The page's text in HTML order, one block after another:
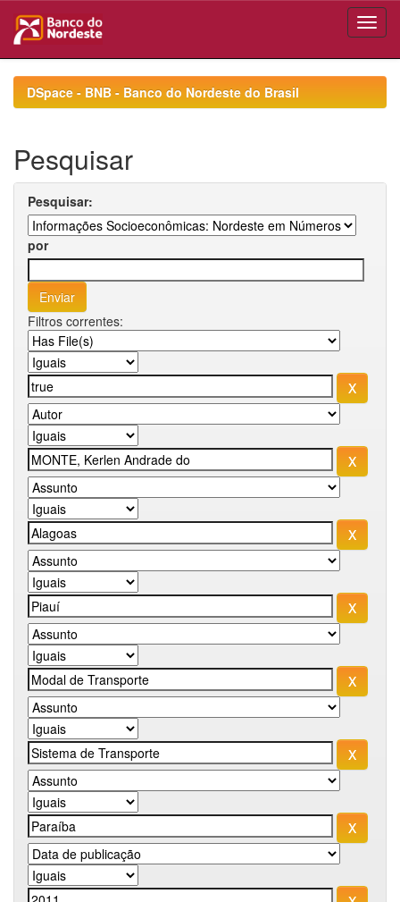
navigationDSpace - BNB - Banco do Nordeste do Brasil
Pesquisar
Pesquisar:
por
Filtros correntes: